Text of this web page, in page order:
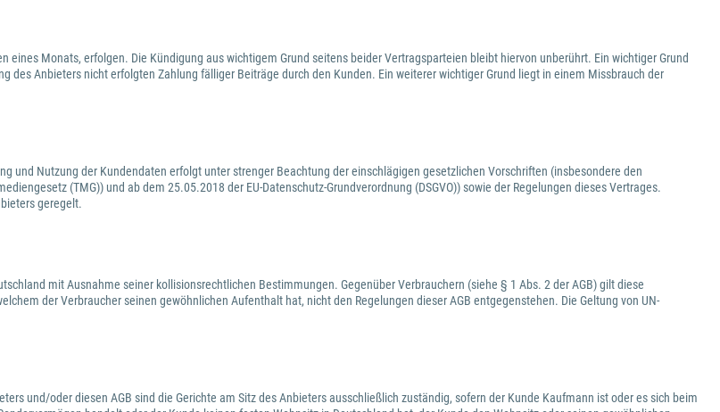
Monats, erfolgen. Die Kündigung aus wichtigem Grund seitens beider Vertragsparteien bleibt hiervon unberührt. Ein wichtiger Grund
Anbieters nicht erfolgten Zahlung fälliger Beiträge durch den Kunden. Ein weiterer wichtiger Grund liegt in einem Missbrauch der
und Nutzung der Kundendaten erfolgt unter strenger Beachtung der einschlägigen gesetzlichen Vorschriften (insbesondere den
(TMG)) und ab dem 25.05.2018 der EU-Datenschutz-Grundverordnung (DSGVO)) sowie der Regelungen dieses Vertrages.
geregelt.
mit Ausnahme seiner kollisionsrechtlichen Bestimmungen. Gegenüber Verbrauchern (siehe § 1 Abs. 2 der AGB) gilt diese
der Verbraucher seinen gewöhnlichen Aufenthalt hat, nicht den Regelungen dieser AGB entgegenstehen. Die Geltung von UN-
und/oder diesen AGB sind die Gerichte am Sitz des Anbieters ausschließlich zuständig, sofern der Kunde Kaufmann ist oder es sich beim